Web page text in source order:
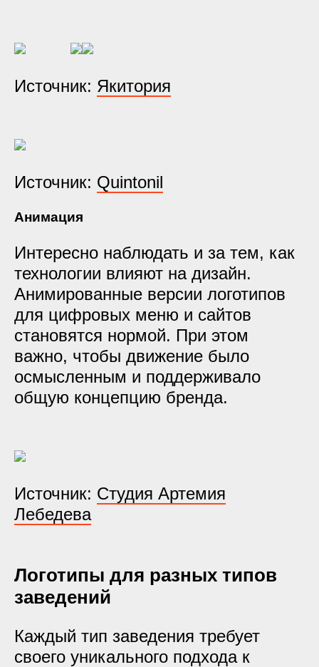
Источник: Якитория
Источник: Quintonil
Анимация
Интересно наблюдать и за тем, как
технологии влияют на дизайн.
Анимированные версии логотипов
для цифровых меню и сайтов
становятся нормой. При этом
важно, чтобы движение было
осмысленным и поддерживало
общую концепцию бренда.
Источник: Студия Артемия
Лебедева
Логотипы для разных типов
заведений
Каждый тип заведения требует
своего уникального подхода к